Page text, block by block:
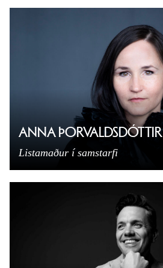
ANNA ÞORVALDSDÓTTIR
Listamaður í samstarfi